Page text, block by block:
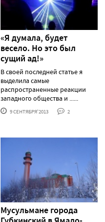
«Я думала, будет
весело. Но это был
сущий ад!»
В своей последней статье я
выделила самые
распространенные реакции
западного общества и ......
9 СЕНТЯБРЯ'2013 2
Мусульмане города